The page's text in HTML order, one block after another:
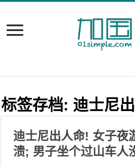
标签存档: 迪士尼
迪士尼出人命! 女子夜
溃; 男子坐个过山车人